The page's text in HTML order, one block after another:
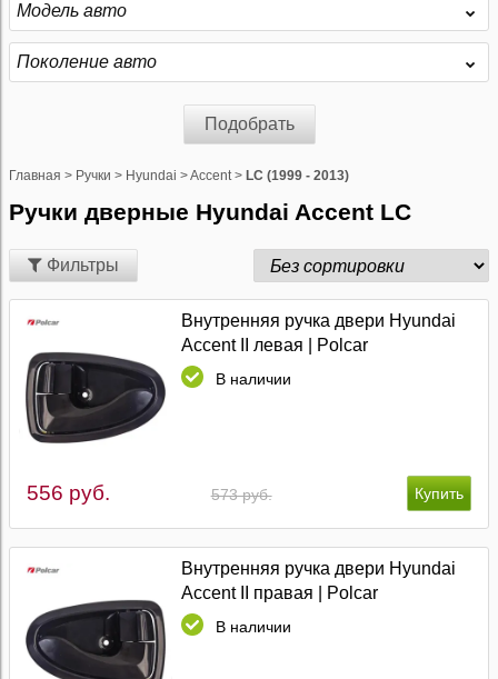
Модель авто
Поколение авто
Подобрать
Главная > Ручки > Hyundai >Accent > LC (1999 - 2013)
Ручки дверные Hyundai Accent LC
Фильтры
Внутренняя ручка двери Hyundai
Accent II левая | Polcar
В наличии
573 руб.
556 руб.
Внутренняя ручка двери Hyundai
Accent II правая | Polcar
В наличии